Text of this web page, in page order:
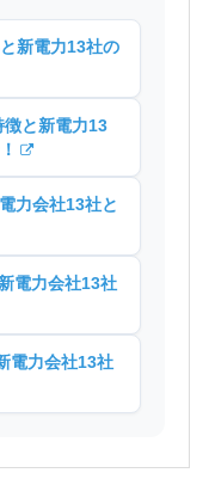
新電力13社の
と新電力13
力会社13社と
電力会社13社
電力会社13社